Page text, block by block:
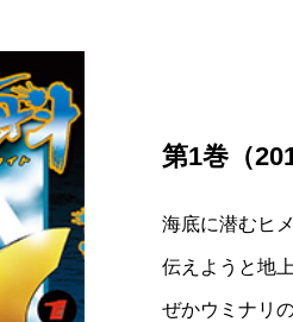
第1巻（
海底に潜むヒ
伝えようと地
ぜかウミナリ